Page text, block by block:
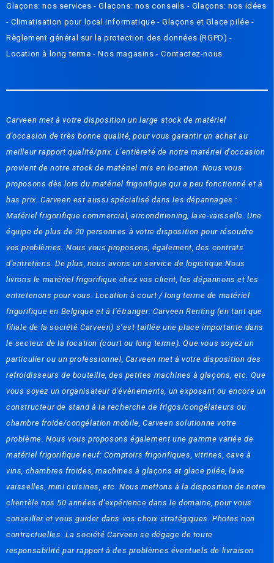
Glaçons: nos services-Glaçons: nos conseils - Glaçons: nos idées
-Climatisation pour local informatique-Glaçons et Glace pilée-
Règlement général sur la protection des données (RGPD)-
Location à long terme -Nos magasins-Contactez-nous
Carveen met à votre disposition un large stock de matériel
d'occasion de très bonne qualité, pour vous garantir un achat au
meilleur rapport qualité/prix. L'entièreté de notre matériel d'occasion
provient de notre stock de matériel mis en location. Nous vous
proposons dès lors du matériel frigorifique qui a peu fonctionné et à
bas prix. Carveen est aussi spécialisé dans les dépannages :
Matériel frigorifique commercial, airconditioning, lave-vaisselle. Une
équipe de plus de 20 personnes à votre disposition pour résoudre
vos problèmes. Nous vous proposons, également, des contrats
d'entretiens. De plus, nous avons un service de logistique:Nous
livrons le matériel frigorifique chez vos client, les dépannons et les
entretenons pour vous. Location à court / long terme de matériel
frigorifique en Belgique et à l’étranger: Carveen Renting (en tant que
filiale de la société Carveen) s’est taillée une place importante dans
le secteur de la location (court ou long terme). Que vous soyez un
particulier ou un professionnel, Carveen met à votre disposition des
refroidisseurs de bouteille, des petites machines à glaçons, etc. Que
vous soyez un organisateur d'évènements, un exposant ou encore un
constructeur de stand à la recherche de frigos/congélateurs ou
chambre froide/congélation mobile, Carveen solutionne votre
problème. Nous vous proposons également une gamme variée de
matériel frigorifique neuf: Comptoirs frigorifiques, vitrines, cave à
vins, chambres froides, machines à glaçons et glace pilée, lave
vaisselles, mini cuisines, etc. Nous mettons à la disposition de notre
clientèle nos 50 années d'expérience dans le domaine, pour vous
conseiller et vous guider dans vos choix stratégiques. Photos non
contractuelles. La société Carveen se dégage de toute
responsabilité par rapport à des problèmes éventuels de livraison